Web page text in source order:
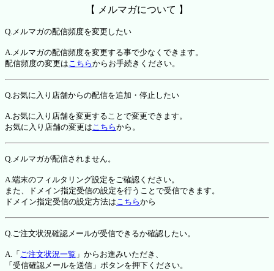
【 メルマガについて 】
Q.メルマガの配信頻度を変更したい
A.メルマガの配信頻度を変更する事で少なくできます。
配信頻度の変更はこちらからお手続きください。
Q.お気に入り店舗からの配信を追加・停止したい
A.お気に入り店舗を変更することで変更できます。
お気に入り店舗の変更はこちらから。
Q.メルマガが配信されません。
A.端末のフィルタリング設定をご確認ください。
また、ドメイン指定受信の設定を行うことで受信できます。
ドメイン指定受信の設定方法はこちらから
Q.ご注文状況確認メールが受信できるか確認したい。
A.「 ご注文状況一覧 」からお進みいただき、
「受信確認メールを送信」ボタンを押下ください。